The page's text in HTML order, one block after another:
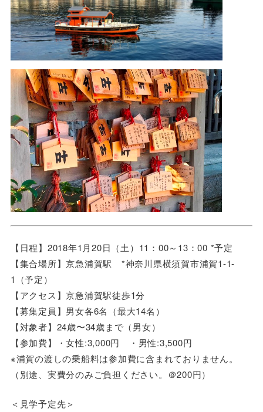
【日程】2018年1月20日（土）11：00～13：00 *予定
【集合場所】京急浦賀駅 *神奈川県横須賀市浦賀1-1-
1（予定）
【アクセス】京急浦賀駅徒歩1分
【募集定員】男女各6名（最大14名）
【対象者】24歳〜34歳まで（男女）
【参加費】・女性:3,000円 ・男性:3,500円
※浦賀の渡しの乗船料は参加費に含まれておりません。
（別途、実費分のみご負担ください。＠200円）
＜見学予定先＞